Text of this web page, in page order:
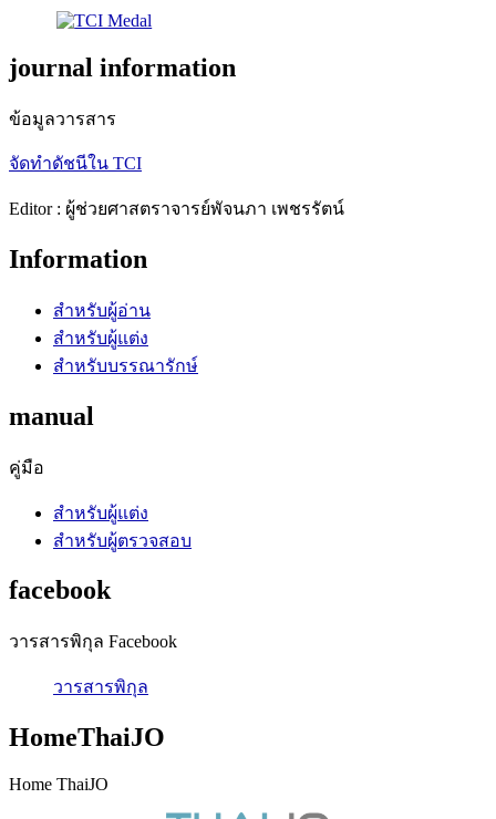
journal information
ข้อมูลวารสาร
จัดทำดัชนีใน TCI
Editor : ผู้ช่วยศาสตราจารย์พัจนภา เพชรรัตน์
Information
สำหรับผู้อ่าน
สำหรับผู้แต่ง
สำหรับบรรณารักษ์
manual
คู่มือ
สำหรับผู้แต่ง
สำหรับผู้ตรวจสอบ
facebook
วารสารพิกุล Facebook
วารสารพิกุล
HomeThaiJO
Home ThaiJO